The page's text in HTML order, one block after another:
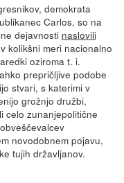
demokrata
Carlos, so na
dejavnosti naslovili
kolikšni meri nacionalno
oziroma t. i.
prepričljive podobe
stvari, s katerimi v
grožnjo družbi,
celo zunanjepolitične
novodobnem pojavu,
tujih državljanov.